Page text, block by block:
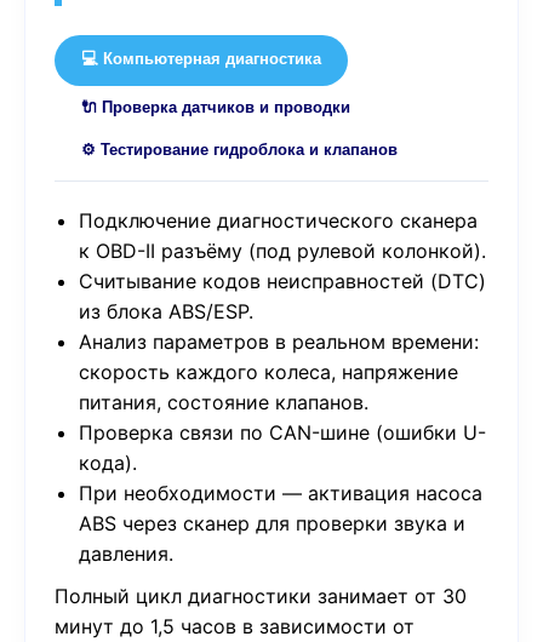
💻 Компьютерная диагностика
🔌 Проверка датчиков и проводки
⚙️ Тестирование гидроблока и клапанов
Подключение диагностического сканера
к OBD-II разъёму (под рулевой колонкой).
Считывание кодов неисправностей (DTC)
из блока ABS/ESP.
Анализ параметров в реальном времени:
скорость каждого колеса, напряжение
питания, состояние клапанов.
Проверка связи по CAN-шине (ошибки U-
кода).
При необходимости — активация насоса
ABS через сканер для проверки звука и
давления.
Полный цикл диагностики занимает от 30
минут до 1,5 часов в зависимости от